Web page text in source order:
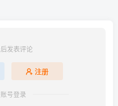
发表评论
注册
号登录